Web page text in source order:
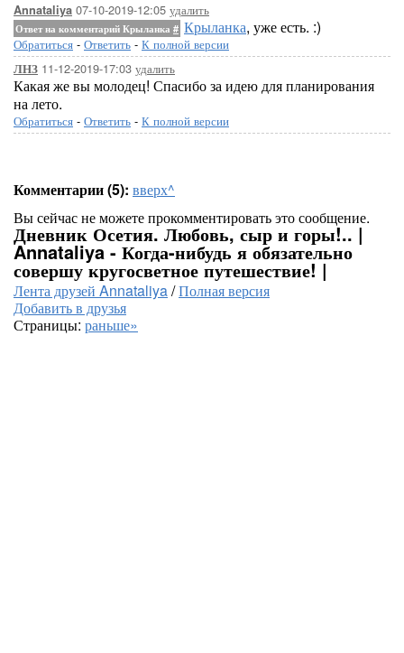
Annataliya 07-10-2019-12:05 удалить
Ответ на комментарий Крыланка # Крыланка, уже есть. :)
Обратиться - Ответить - К полной версии
ЛНЗ 11-12-2019-17:03 удалить
Какая же вы молодец! Спасибо за идею для планирования
на лето.
Обратиться - Ответить - К полной версии
Комментарии (5): вверх^
Вы сейчас не можете прокомментировать это сообщение.
Дневник Осетия. Любовь, сыр и горы!.. |
Annataliya - Когда-нибудь я обязательно
совершу кругосветное путешествие! |
Лента друзей Annataliya/Полная версия
Добавить в друзья
Страницы: раньше»